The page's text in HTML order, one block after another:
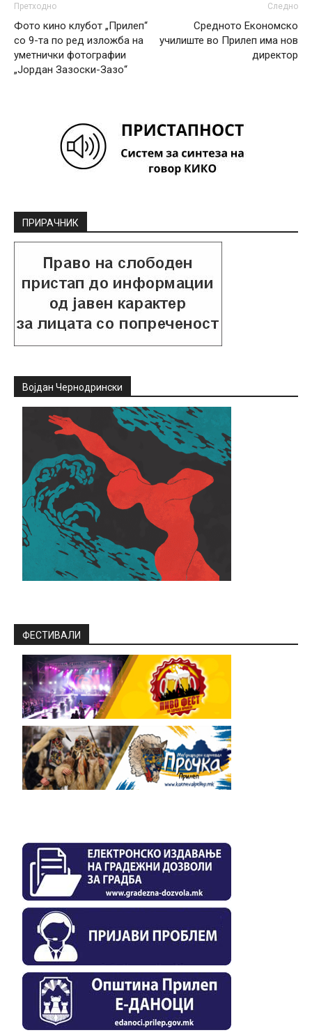
Претходно
Фото кино клубот „Прилеп“
со 9-та по ред изложба на
уметнички фотографии
„Јордан Зазоски-Зазо“
Следно
Средното Економско
училиште во Прилеп има нов
директор
ПРИРАЧНИК
Војдан Чернодрински
ФЕСТИВАЛИ